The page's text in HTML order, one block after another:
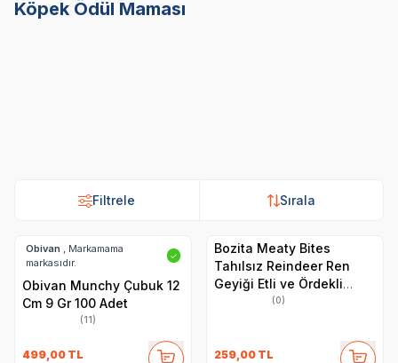
Köpek Ödül Maması
Filtrele Sırala
Obivan , Markamama
markasıdır.
✓
Obivan Munchy Çubuk 12
Cm 9 Gr 100 Adet
(11)
499,00 TL
Bozita Meaty Bites
Tahılsız Reindeer Ren
Geyiği Etli ve Ördekli
Köpek Ödül Maması 70 gr
(0)
259,00 TL